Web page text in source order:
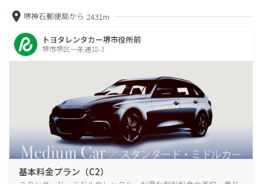
堺神石郵便局から 2431m
トヨタレンタカー堺市役所前
堺市堺区一条通18-3
基本料金プラン（C2）